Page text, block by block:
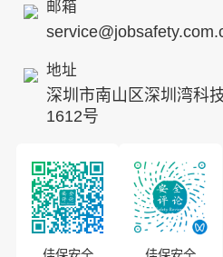
邮箱
地址
深圳市南山区深圳湾科
1612号
招贤纳士
ESG
8S安全服务联盟
投资者关系